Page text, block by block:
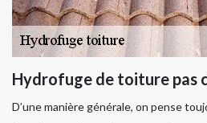
Hydrofuge de toiture pas
D’une manière générale, on pense